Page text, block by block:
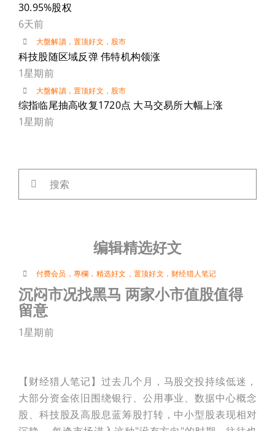
30.95%股权
6天前
大盤解讀， 置顶好文 ， 股市
科技股随区域反弹 伟特机构领涨
1星期前
大盤解讀， 置顶好文 ， 股市
综指临尾抽高收复1720点 大马交易所大幅上涨
1星期前
编辑精选好文
付费会员 ， 專欄 ， 精选好文 ， 置顶好文 ， 财经猎人笔记
沉闷市况找黑马 两家小市值股值得
留意
1星期前
【财经猎人笔记】过去几个月，马股交投持续低迷，
大部分资金依旧围绕银行、公用事业、数据中心概念
股、科技股及高股息蓝筹股打转，中小型股表现相对